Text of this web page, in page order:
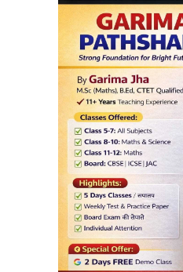
दलमा में सेंदरा पर्व पर वन विभाग
सर्च ऑपरेशन
Kriyansh April 27, 2026